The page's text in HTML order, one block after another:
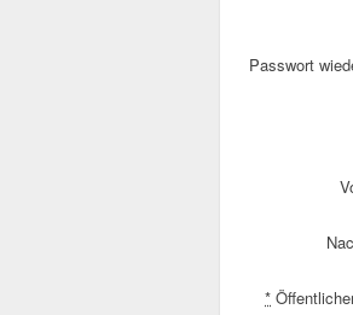
Passwort
*